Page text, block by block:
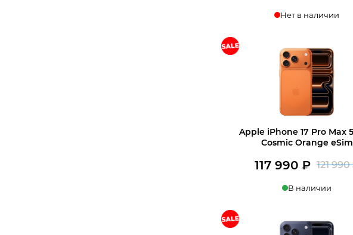
Нет в наличии
Apple iPhone 17 Pro Max
Cosmic Orange eSim
121 990
117 990 ₽
В наличии
В корзину